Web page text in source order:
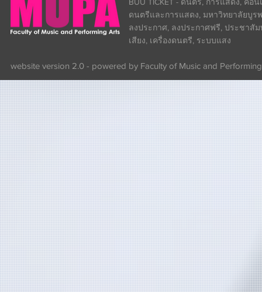
ดนตรีและการแสดง, มหาวิทยาลัยบูร
ลงประกาศ, ลงประกาศฟรี, ประชาสั
เสียง, เครื่องดนตรี, ระบบแสง
website version 2.0 - powered by Faculty of Music and